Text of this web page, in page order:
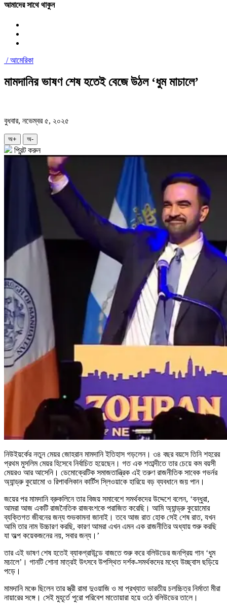
আমাদের সাথে থাকুন
/আমেরিকা
মামদানির ভাষণ শেষ হতেই বেজে উঠল ‘ধুম মাচালে’
বুধবার, নভেম্বর ৫, ২০২৫
অ+ অ-
প্রিন্ট করুন
নিউইয়র্কের নতুন মেয়র জোহরান মামদানি ইতিহাস গড়লেন। ৩৪ বছর বয়সে তিনি শহরের
প্রথম মুসলিম মেয়র হিসেবে নির্বাচিত হয়েছেন। গত এক শতাব্দীতে তার চেয়ে কম বয়সী
মেয়রও আর আসেনি। ডেমোক্রেটিক সমাজতান্ত্রিক এই তরুণ রাজনীতিক সাবেক গভর্নর
অ্যান্ড্রু কুয়োমো ও রিপাবলিকান কার্টিস স্লিওয়াকে হারিয়ে বড় ব্যবধানে জয় পান।
জয়ের পর মামদানি ব্রুকলিনে তার বিজয় সমাবেশে সমর্থকদের উদ্দেশে বলেন, ‘বন্ধুরা,
আমরা আজ একটি রাজনৈতিক রাজবংশকে পরাজিত করেছি। আমি অ্যান্ড্রু কুয়োমোর
ব্যক্তিগত জীবনের জন্য শুভকামনা জানাই। তবে আজ রাত হোক সেই শেষ রাত, যখন
আমি তার নাম উচ্চারণ করছি, কারণ আমরা এখন এমন এক রাজনীতির অধ্যায় শুরু করছি
যা অল্প কয়েকজনের নয়, সবার জন্য।’
তার এই ভাষণ শেষ হতেই ব্যাকগ্রাউন্ডে বাজতে শুরু করে বলিউডের জনপ্রিয় গান ‘ধুম
মচালে’। গানটি শোনা মাত্রই উৎসবে উপস্থিত দর্শক-সমর্থকদের মধ্যে উচ্ছ্বাস ছড়িয়ে
পড়ে।
মামদানি মঞ্চে ছিলেন তার স্ত্রী রামা দুওয়াজি ও মা প্রখ্যাত ভারতীয় চলচ্চিত্র নির্মাতা মীরা
নায়ারের সঙ্গে। সেই মুহূর্তে পুরো পরিবেশ মাতোয়ারা হয়ে ওঠে বলিউডের তালে।